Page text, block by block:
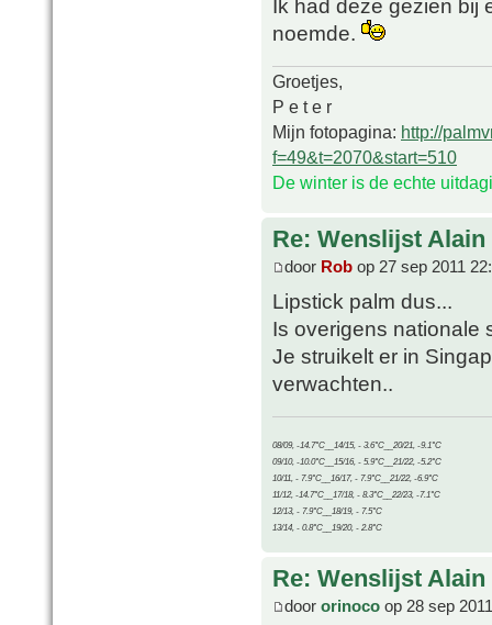
Ik had deze gezien bij
noemde.
Groetjes,
P e t e r
Mijn fotopagina: http://
f=49&t=2070&start=510
De winter is de echte
Re: Wenslijst Alain
door Rob op 27 sep 2011
Lipstick palm dus...
Is overigens nationale
Je struikelt er in
verwachten..
08/09, -14.7°C__14/15, - 3.6°C__20/21, -9.1°C
09/10, -10.0°C__15/16, - 5.9°C__21/22, -5.2°C
10/11, - 7.9°C__16/17, - 7.9°C__21/22, -6.9°C
11/12, -14.7°C__17/18, - 8.3°C__22/23, -7.1°C
12/13, - 7.9°C__18/19, - 7.5°C
13/14, - 0.8°C__19/20, - 2.8°C
Re: Wenslijst Alain
door orinoco op 28 sep